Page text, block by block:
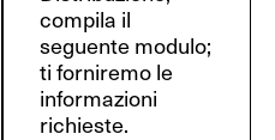
compila il
seguente modulo;
ti forniremo le
informazioni
richieste.